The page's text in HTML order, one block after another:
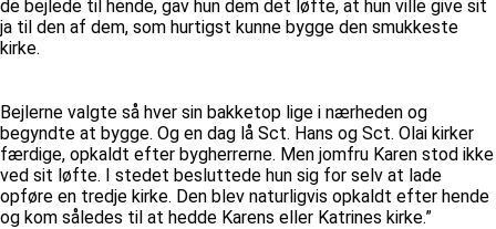
de bejlede til hende, gav hun dem det løfte, at hun ville give sit
ja til den af dem, som hurtigst kunne bygge den smukkeste
kirke.
Bejlerne valgte så hver sin bakketop lige i nærheden og
begyndte at bygge. Og en dag lå Sct. Hans og Sct. Olai kirker
færdige, opkaldt efter bygherrerne. Men jomfru Karen stod ikke
ved sit løfte. I stedet besluttede hun sig for selv at lade
opføre en tredje kirke. Den blev naturligvis opkaldt efter hende
og kom således til at hedde Karens eller Katrines kirke.”